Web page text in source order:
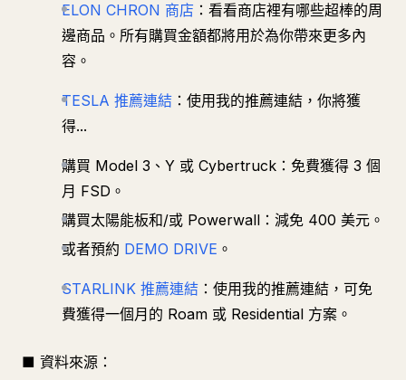
ELON CHRON 商店 ：看看商店裡有哪些超棒的周
邊商品。所有購買金額都將用於為你帶來更多內
容。
TESLA 推薦連結 ：使用我的推薦連結，你將獲
得...
購買 Model 3、Y 或 Cybertruck：免費獲得 3 個
月 FSD。
購買太陽能板和/或 Powerwall：減免 400 美元。
或者預約 DEMO DRIVE 。
STARLINK 推薦連結 ：使用我的推薦連結，可免
費獲得一個月的 Roam 或 Residential 方案。
■ 資料來源：